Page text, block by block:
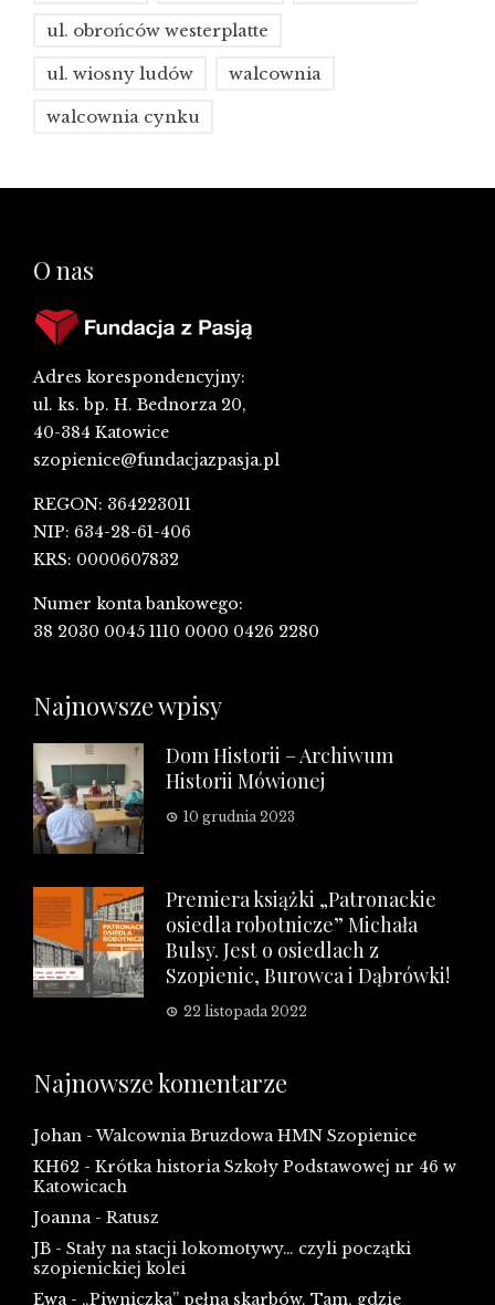
ul. obrońców westerplatte
ul. wiosny ludów walcownia
walcownia cynku
O nas
Adres korespondencyjny:
ul. ks. bp. H. Bednorza 20,
40-384 Katowice
szopienice@fundacjazpasja.pl
REGON: 364223011
NIP: 634-28-61-406
KRS: 0000607832
Numer konta bankowego:
38 2030 0045 1110 0000 0426 2280
Najnowsze wpisy
Dom Historii – Archiwum
Historii Mówionej
10 grudnia 2023
Premiera książki „Patronackie
osiedla robotnicze” Michała
Bulsy. Jest o osiedlach z
Szopienic, Burowca i Dąbrówki!
22 listopada 2022
Najnowsze komentarze
Johan -Walcownia Bruzdowa HMN Szopienice
KH62 - Krótka historia Szkoły Podstawowej nr 46 w
Katowicach
Joanna- Ratusz
JB - Stały na stacji lokomotywy… czyli początki
szopienickiej kolei
Ewa- „Piwniczka” pełna skarbów. Tam, gdzie